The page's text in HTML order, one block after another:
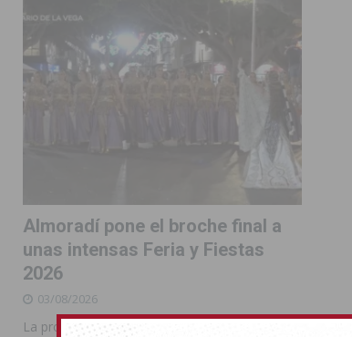
Almoradí pone el broche final a
unas intensas Feria y Fiestas
2026
03/08/2026
La programación reunió durante más de una